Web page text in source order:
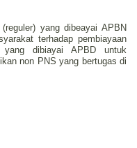
yang dibeayai APBN
terhadap pembiayaan
yang dibiayai APBD untuk
non PNS yang bertugas di